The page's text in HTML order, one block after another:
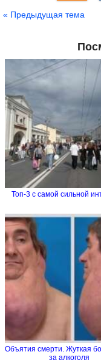
« Предыдущая тема
Топ-3 с самой сильной
Объятия смерти. Жуткая
за алкоголя